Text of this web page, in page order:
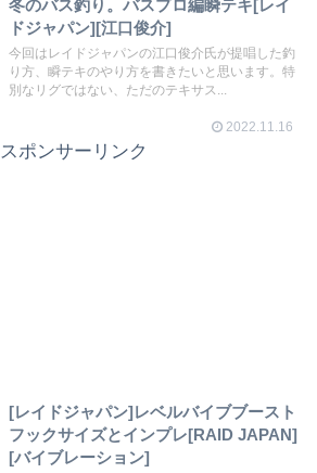
冬のバス釣り。バスプロ編瞬テキ[レイ
ドジャパン][江口俊介]
今回はレイドジャパンの江口俊介氏が提唱した釣
り方、瞬テキのやり方を書きたいと思います。特
別なリグではない、ただのテキサス...
2022.11.16
スポンサーリンク
[レイドジャパン]レベルバイブブースト
フックサイズとインプレ[RAID JAPAN]
[バイブレーション]